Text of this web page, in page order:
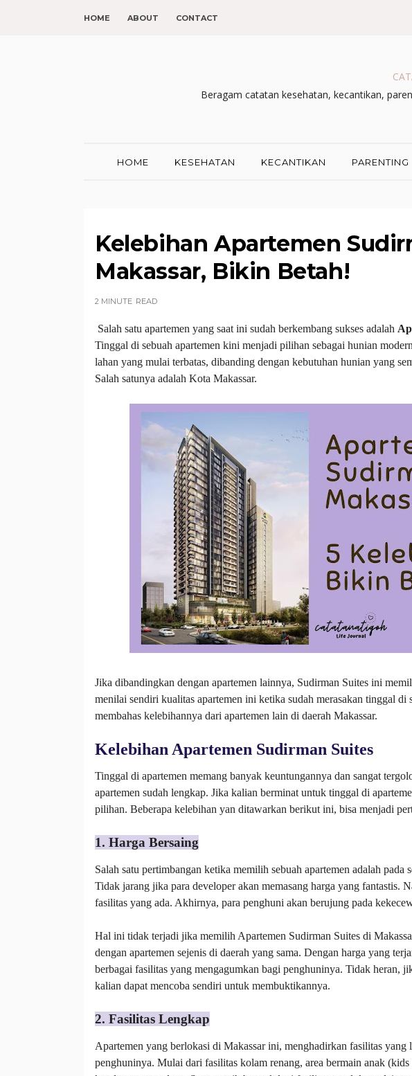
HOME ABOUT CONTACT
Beragam catatan kesehatan, kecantikan,
HOME KESEHATAN KECANTIKAN PARENTING
Kelebihan Apartemen
Makassar, Bikin Betah!
2 MINUTE READ
Salah satu apartemen yang saat ini sudah berkembang sukses adalah
Tinggal di sebuah apartemen kini menjadi pilihan sebagai hunian
lahan yang mulai terbatas, dibanding dengan kebutuhan hunian yang
Salah satunya adalah Kota Makassar.
Jika dibandingkan dengan apartemen lainnya, Sudirman Suites ini
menilai sendiri kualitas apartemen ini ketika sudah merasakan tinggal di
membahas kelebihannya dari apartemen lain di daerah Makassar.
Kelebihan Apartemen Sudirman Suites
Tinggal di apartemen memang banyak keuntungannya dan sangat
apartemen sudah lengkap. Jika kalian berminat untuk tinggal di
pilihan. Beberapa kelebihan yan ditawarkan berikut ini, bisa menjadi
1. Harga Bersaing
Salah satu pertimbangan ketika memilih sebuah apartemen adalah
Tidak jarang jika para developer akan memasang harga yang fantastis.
fasilitas yang ada. Akhirnya, para penghuni akan berujung pada
Hal ini tidak terjadi jika memilih Apartemen Sudirman Suites di
dengan apartemen sejenis di daerah yang sama. Dengan harga yang
berbagai fasilitas yang mengagumkan bagi penghuninya. Tidak heran,
kalian dapat mencoba sendiri untuk membuktikannya.
2. Fasilitas Lengkap
Apartemen yang berlokasi di Makassar ini, menghadirkan fasilitas yang
penghuninya. Mulai dari fasilitas kolam renang, area bermain anak